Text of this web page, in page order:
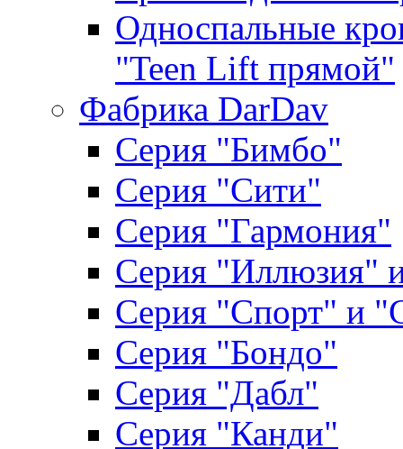
Односпальные
"Teen Lift прямой"
Фабрика DarDav
Серия "Бимбо"
Серия "Сити"
Серия "Гармония"
Серия "Иллюзия"
Серия "Спорт" и
Серия "Бондо"
Серия "Дабл"
Серия "Канди"